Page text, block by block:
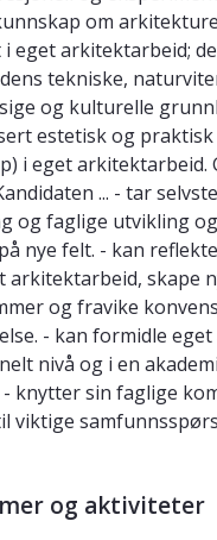
om
eget arkitektarbeid;
tekniske,
og kulturelle
estetisk og
i eget arkitektarbeid.
... - tar
og faglige utvikling
nye felt. - kan
arkitektarbeid, skape
og fravike
- kan formidle
nivå og i en
- knytter sin faglige
viktige
og aktiviteter